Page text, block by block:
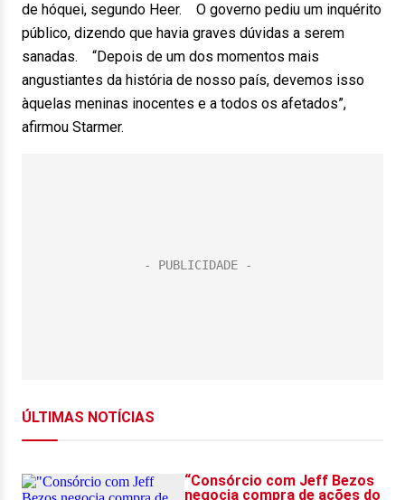
de hóquei, segundo Heer. O governo pediu um inquérito
público, dizendo que havia graves dúvidas a serem
sanadas. “Depois de um dos momentos mais
angustiantes da história de nosso país, devemos isso
àquelas meninas inocentes e a todos os afetados”,
afirmou Starmer.